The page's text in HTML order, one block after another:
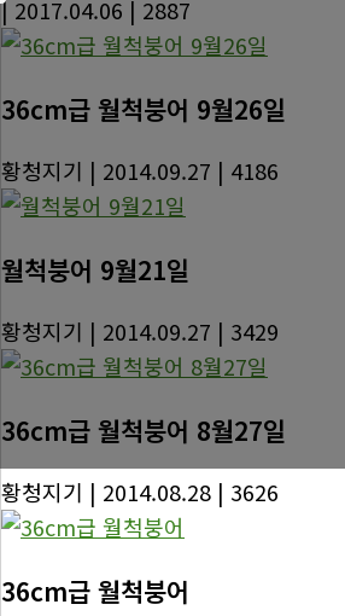
| 2017.04.06 | 2887
36cm급 월척붕어 9월26일
황청지기 | 2014.09.27 | 4186
월척붕어 9월21일
황청지기 | 2014.09.27 | 3429
36cm급 월척붕어 8월27일
황청지기 | 2014.08.28 | 3626
36cm급 월척붕어